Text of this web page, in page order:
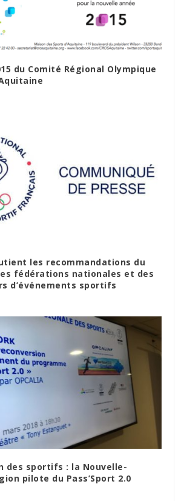
du Comité Régional Olympique
les recommandations du
fédérations nationales et des
d’événements sportifs
des sportifs : la Nouvelle-
pilote du Pass’Sport 2.0